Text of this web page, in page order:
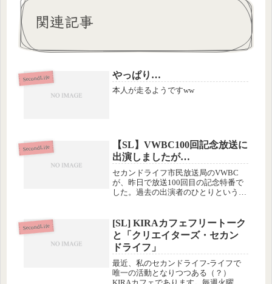
関連記事
SecondLife やっぱり…
本人が走るようですww
SecondLife
【SL】VWBC100回記念放送に
出演しましたが…
セカンドライフ市民放送局のVWBC
が、昨日で放送100回目の記念特番で
した。過去の出演者のひとりというこ
裟、多分数回目だと思います）(¨;)
セカンドライフにログインしまし...
SecondLife
[SL] KIRAカフェフリートーク
と「クリエイターズ・セカン
ドライフ」
最近、私のセカンドライフ-ライフで
唯一の活動となりつつある（？）